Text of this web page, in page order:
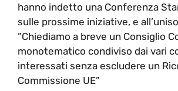
hanno indetto una Conferenza
sulle prossime iniziative, e
”Chiediamo a breve un Consiglio
monotematico condiviso dai vari
interessati senza escludere un
Commissione UE”